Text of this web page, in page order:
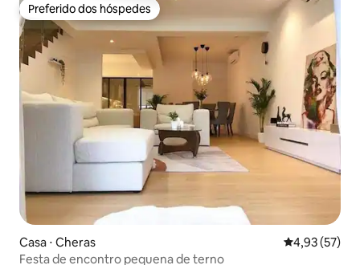
Preferido dos hóspedes
Preferido dos hóspedes
Casa ⋅ Cheras 4,93 de uma
4,93 (57)
Festa de encontro pequena de terno